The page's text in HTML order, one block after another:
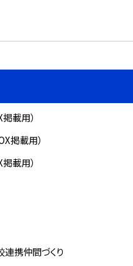
載用）
掲載用）
載用）
携仲間づくり